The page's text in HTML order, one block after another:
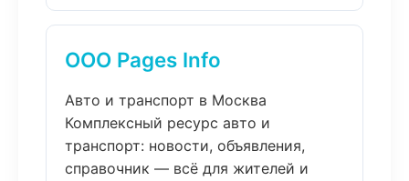
ООО Pages Info
Авто и транспорт в Москва
Комплексный ресурс авто и
транспорт: новости, объявления,
справочник — всё для жителей и